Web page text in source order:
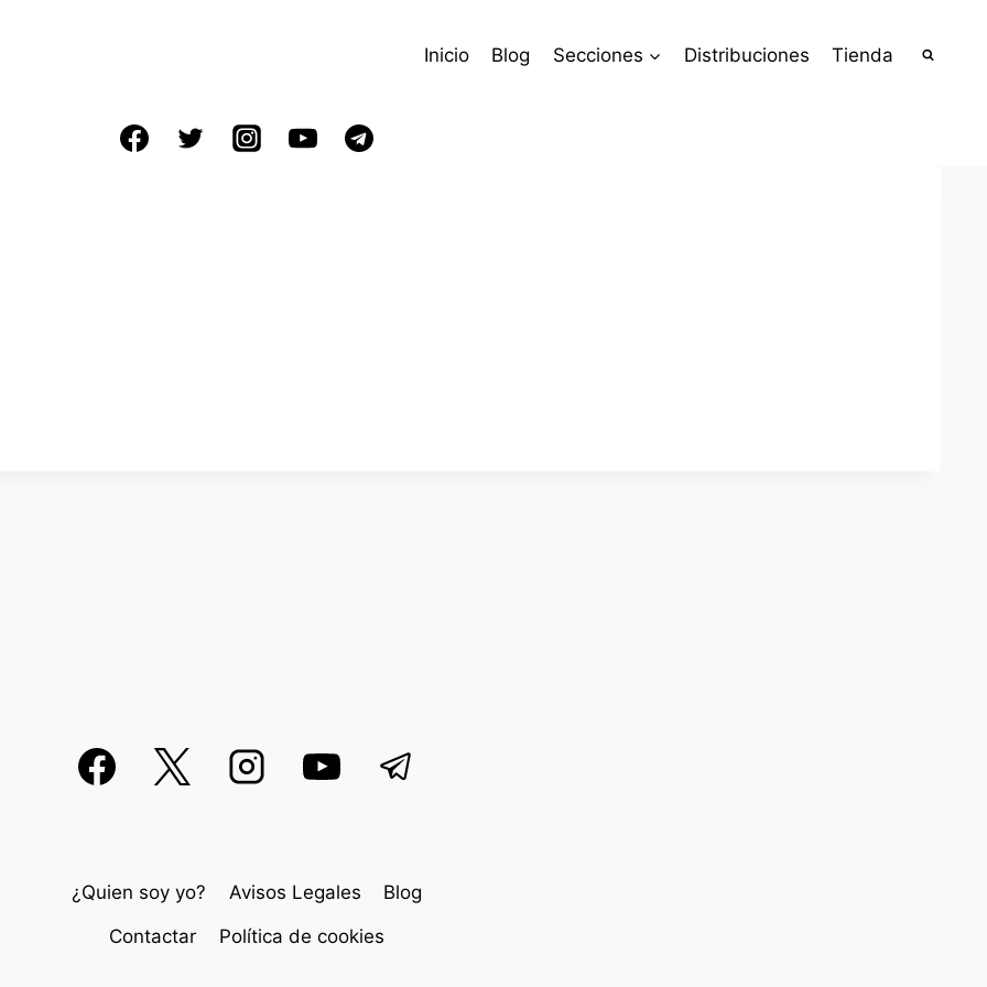
Inicio Blog Secciones Distribuciones Tienda
¿Quien soy yo? Avisos Legales Blog
Contactar Política de cookies